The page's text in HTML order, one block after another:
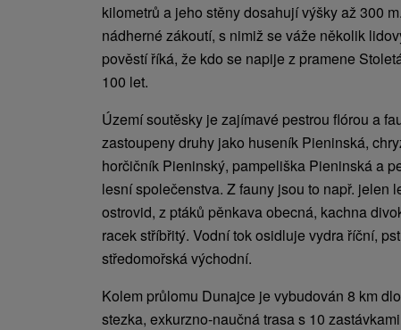
kilometrů a jeho stěny dosahují výšky až 300
nádherné zákoutí, s nimiž se váže několik
pověstí říká, že kdo se napije z pramene
100 let.
Území soutěsky je zajímavé pestrou flórou a
zastoupeny druhy jako huseník Pieninská,
horčičník Pieninský, pampeliška Pieninská a
lesní společenstva. Z fauny jsou to např. jelen
ostrovid, z ptáků pěnkava obecná, kachna
racek stříbřitý. Vodní tok osidluje vydra říční,
středomořská východní.
Kolem průlomu Dunajce je vybudován 8 km
stezka, exkurzno-naučná trasa s 10